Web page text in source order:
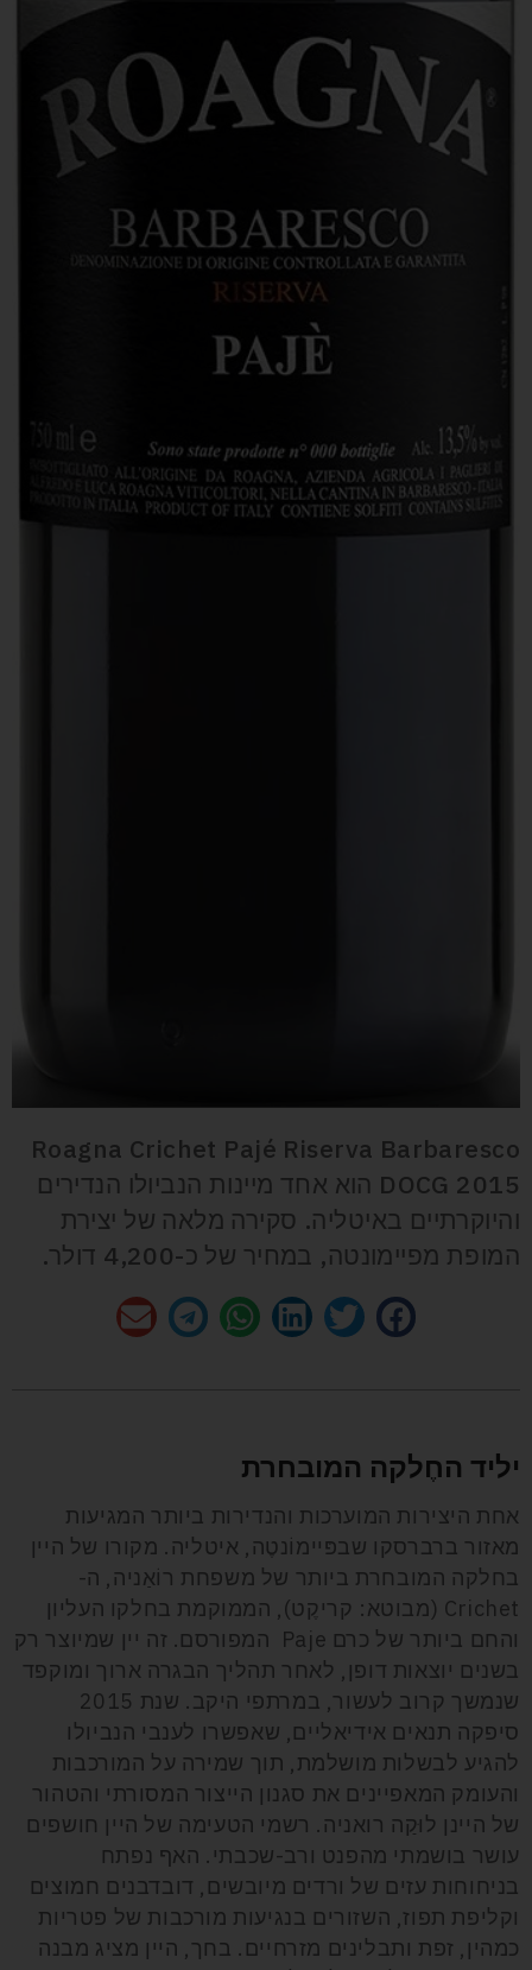
Roagna Crichet Pajé Riserva Barbaresco
DOCG 2015 הוא אחד מיינות הנביולו הנדירים
והיוקרתיים באיטליה. סקירה מלאה של יצירת
המופת מפיימונטה, במחיר של כ-4,200 דולר.
יליד החֶלקה המובחרת
אחת היצירות המוערכות והנדירות ביותר המגיעות
מאזור ברברסקו שבפּיימוֹנטֶה, איטליה. מקורו של היין
בחלקה המובחרת ביותר של משפחת רוֹאַניה, ה-
Crichet (מבוטא: קריקֶט), הממוקמת בחלקו העליון
והחם ביותר של כרם Paje המפורסם. זה יין שמיוצר רק
בשנים יוצאות דופן, לאחר תהליך הבגרה ארוך ומוקפד
שנמשך קרוב לעשור, במרתפי היקב. שנת 2015
סיפקה תנאים אידיאליים, שאפשרו לענבי הנביולו
להגיע לבשלות מושלמת, תוך שמירה על המורכבות
והעומק המאפיינים את סגנון הייצור המסורתי והטהור
של היינן לוּקַה רואניה. רשמי הטעימה של היין חושפים
עושר בושמתי מהפנט ורב-שכבתי. האף נפתח
בניחוחות עזים של ורדים מיובשים, דובדבנים חמוצים
וקליפת תפוז, השזורים בנגיעות מורכבות של פטריות
כמהין, זפת ותבלינים מזרחיים. בחך, היין מציג מבנה